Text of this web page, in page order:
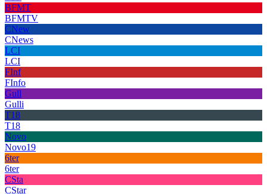
BFMT
BFMTV
CNew
CNews
LCI
LCI
FInf
FInfo
Gull
Gulli
T18
T18
Novo
Novo19
6ter
6ter
CSta
CStar